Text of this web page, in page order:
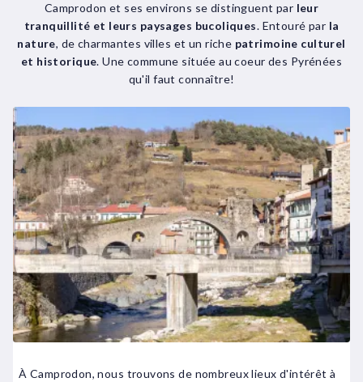
Camprodon et ses environs se distinguent par leur
tranquillité et leurs paysages bucoliques. Entouré par la
nature, de charmantes villes et un riche patrimoine culturel
et historique. Une commune située au coeur des Pyrénées
qu'il faut connaître!
À Camprodon, nous trouvons de nombreux lieux d'intérêt à